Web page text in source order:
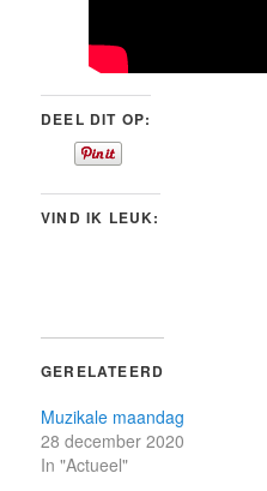
DEEL DIT OP:
VIND IK LEUK:
GERELATEERD
Muzikale maandag
28 december 2020
In "Actueel"